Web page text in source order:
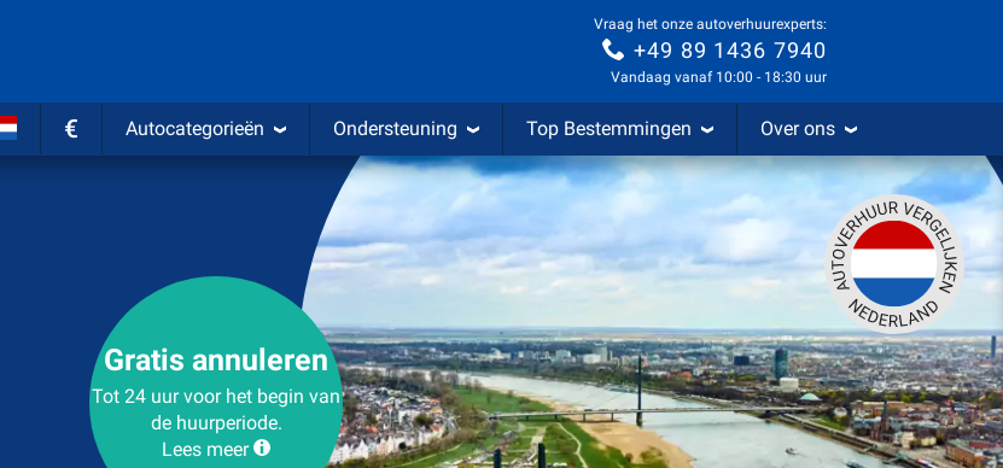
Vraag het onze autoverhuurexperts:
+49 89 1436 7940
Vandaag vanaf 10:00 - 18:30 uur
€ Autocategorieën Ondersteuning Top Bestemmingen Over ons
Plaats voor teruggave
Gratis annuleren
Tot 24 uur voor het begin van
de huurperiode.
Lees meer